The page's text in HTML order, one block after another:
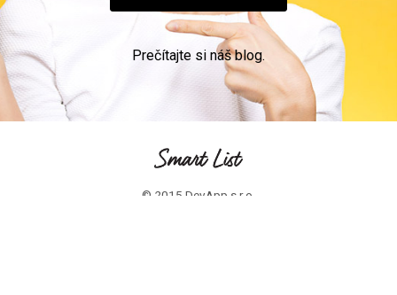
Prečítajte si náš blog.
© 2015 DevApp s.r.o.